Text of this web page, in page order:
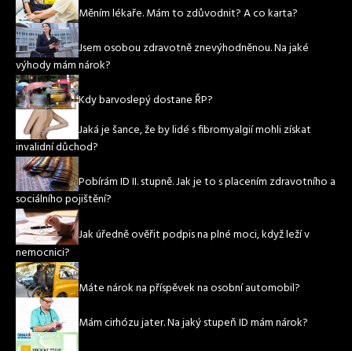
Měním lékaře. Mám to zdůvodnit? A co karta?
Jsem osobou zdravotně znevýhodněnou. Na jaké
výhody mám nárok?
Kdy barvoslepý dostane ŘP?
Jaká je šance, že by lidé s fibromyalgií mohli získat
invalidní důchod?
Pobírám ID II. stupně. Jak je to s placením zdravotního a
sociálního pojištění?
Jak úředně ověřit podpis na plné moci, když leží v
nemocnici?
Máte nárok na příspěvek na osobní automobil?
Mám cirhózu jater. Na jaký stupeň ID mám nárok?